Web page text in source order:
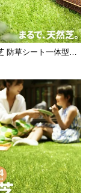
防草シート一体型タ
1×20m（自然な見